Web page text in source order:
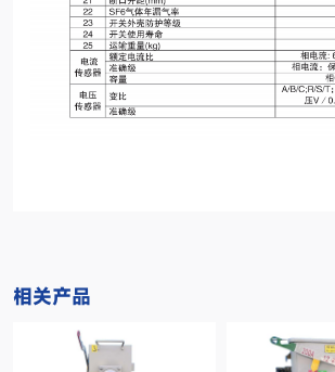
相关产品